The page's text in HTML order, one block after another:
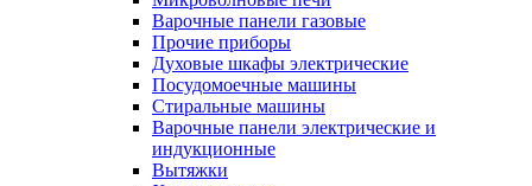
Варочные панели газовые
Прочие приборы
Духовые шкафы электрические
Посудомоечные машины
Стиральные машины
Варочные панели электрические и
индукционные
Вытяжки